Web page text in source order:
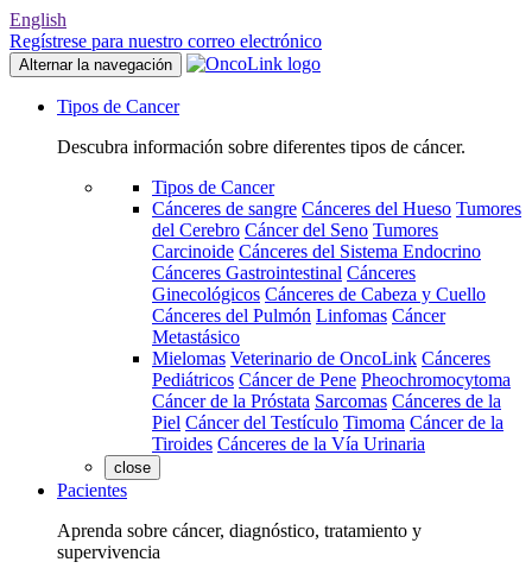
English
Regístrese para nuestro correo electrónico
Alternar la navegación
Tipos de Cancer
Descubra información sobre diferentes tipos de cáncer.
Tipos de Cancer
Cánceres de sangre Cánceres del Hueso Tumores
del Cerebro Cáncer del Seno Tumores
Carcinoide Cánceres del Sistema Endocrino
Cánceres Gastrointestinal Cánceres
Ginecológicos Cánceres de Cabeza y Cuello
Cánceres del Pulmón Linfomas Cáncer
Metastásico
Mielomas Veterinario de OncoLink Cánceres
Pediátricos Cáncer de Pene Pheochromocytoma
Cáncer de la Próstata Sarcomas Cánceres de la
Piel Cáncer del Testículo Timoma Cáncer de la
Tiroides Cánceres de la Vía Urinaria
close
Pacientes
Aprenda sobre cáncer, diagnóstico, tratamiento y
supervivencia